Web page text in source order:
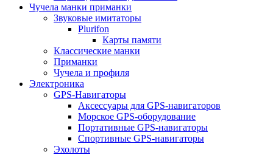
Чучела манки приманки
Звуковые имитаторы
Plurifon
Карты памяти
Классические манки
Приманки
Чучела и профиля
Электроника
GPS-Навигаторы
Аксессуары для GPS-навигаторов
Морское GPS-оборудование
Портативные GPS-навигаторы
Спортивные GPS-навигаторы
Эхолоты